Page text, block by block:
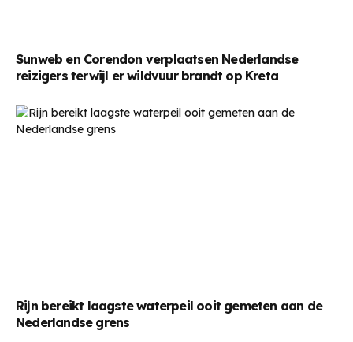
Sunweb en Corendon verplaatsen Nederlandse
reizigers terwijl er wildvuur brandt op Kreta
Rijn bereikt laagste waterpeil ooit gemeten aan de
Nederlandse grens